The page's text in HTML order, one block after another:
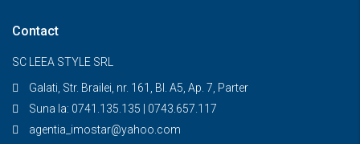
Contact
SC LEEA STYLE SRL
Galati, Str. Brailei, nr. 161, Bl. A5, Ap. 7, Parter
Suna la: 0741.135.135 | 0743.657.117
agentia_imostar@yahoo.com